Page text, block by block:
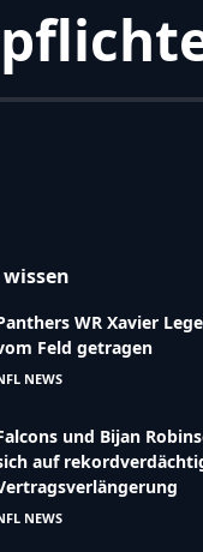
WR Xavier
Feld getragen
NEWS
und Bijan
auf
NEWS